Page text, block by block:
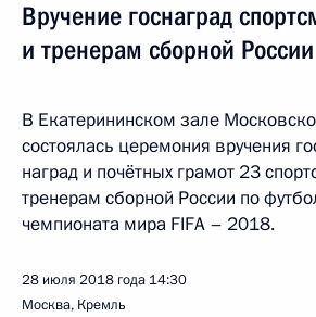
Вручение госнаград
и тренерам сборной
В Екатерининском зале
состоялась церемония вручения
наград и почётных грамот 23
тренерам сборной России по
чемпионата мира FIFA – 2018.
28 июля 2018 года 14:30
Москва, Кремль